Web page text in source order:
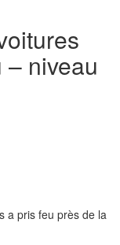
niveau
a pris feu près de la